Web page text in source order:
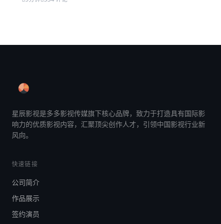
星辰影视是多多影视传媒旗下核心品牌，致力于打造具有国际影
响力的优质影视内容，汇聚顶尖创作人才，引领中国影视行业新
风向。
快速链接
公司简介
作品展示
签约演员